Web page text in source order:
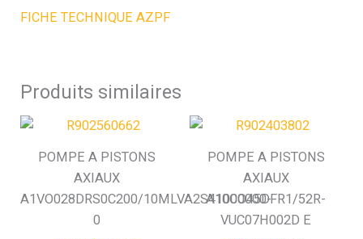
FICHE TECHNIQUE AZPF
Produits similaires
POMPE A PISTONS
AXIAUX
A1VO028DRS0C200/10MLVA2S41000000-
0
POMPE A PISTONS
AXIAUX
A10CO45DFR1/52R-
VUC07H002D E